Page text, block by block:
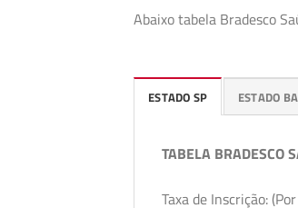
Abaixo tabela Bradesco
ESTADO SP ESTADO BA
TABELA BRADESCO
Taxa de Inscrição: